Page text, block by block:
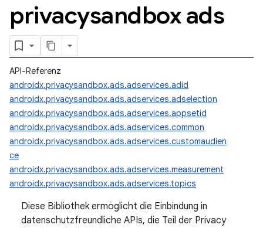
privacysandbox ads
API-Referenz
androidx.privacysandbox.ads.adservices.adid
androidx.privacysandbox.ads.adservices.adselection
androidx.privacysandbox.ads.adservices.appsetid
androidx.privacysandbox.ads.adservices.common
androidx.privacysandbox.ads.adservices.customaudien
ce
androidx.privacysandbox.ads.adservices.measurement
androidx.privacysandbox.ads.adservices.topics
Diese Bibliothek ermöglicht die Einbindung in
datenschutzfreundliche APIs, die Teil der Privacy